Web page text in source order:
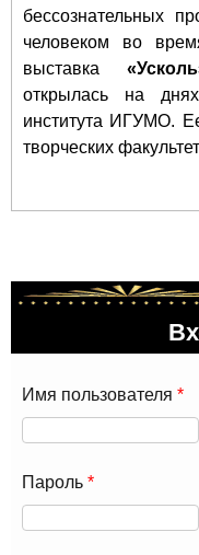
бессознательных
человеком во
выставка
открылась на
института ИГУМО.
творческих
Имя пользователя *
Пароль *